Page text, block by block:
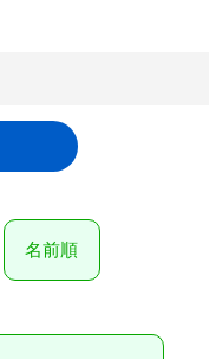
名前順